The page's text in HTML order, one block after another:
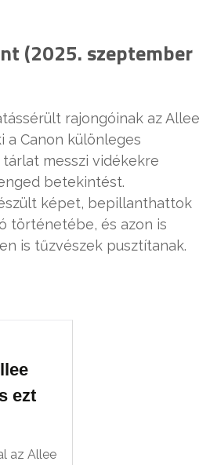
(2025. szeptember
rajongóinak az Allee
Canon különleges
messzi vidékekre
betekintést.
képet, bepillanthattok
történetébe, és azon is
is tűzvészek pusztítanak.
ezt
az Allee